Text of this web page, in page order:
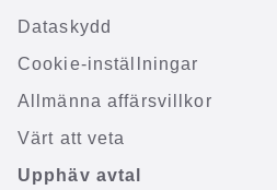
Dataskydd
Cookie-inställningar
Allmänna affärsvillkor
Värt att veta
Upphäv avtal